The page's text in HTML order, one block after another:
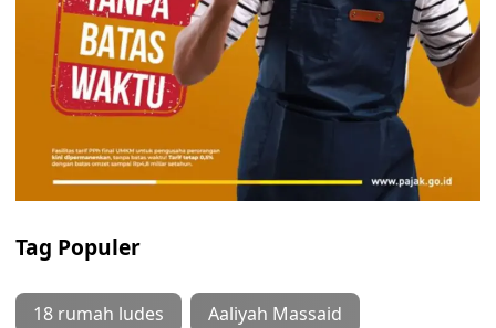
Tag Populer
18 rumah ludes Aaliyah Massaid